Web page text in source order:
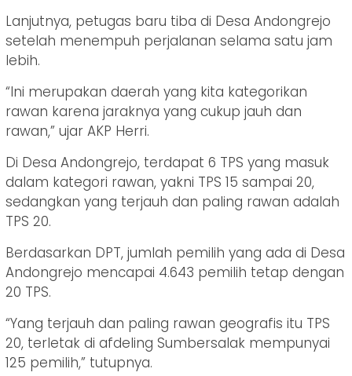
Lanjutnya, petugas baru tiba di Desa Andongrejo
setelah menempuh perjalanan selama satu jam
lebih.
“Ini merupakan daerah yang kita kategorikan
rawan karena jaraknya yang cukup jauh dan
rawan,” ujar AKP Herri.
Di Desa Andongrejo, terdapat 6 TPS yang masuk
dalam kategori rawan, yakni TPS 15 sampai 20,
sedangkan yang terjauh dan paling rawan adalah
TPS 20.
Berdasarkan DPT, jumlah pemilih yang ada di Desa
Andongrejo mencapai 4.643 pemilih tetap dengan
20 TPS.
“Yang terjauh dan paling rawan geografis itu TPS
20, terletak di afdeling Sumbersalak mempunyai
125 pemilih,” tutupnya.